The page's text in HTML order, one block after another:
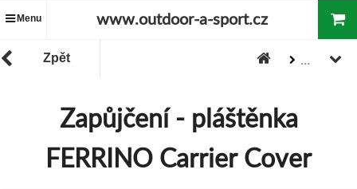
Menu www.outdoor-a-sport.cz
Zpět ...
Zapůjčení - pláštěnka
FERRINO Carrier Cover